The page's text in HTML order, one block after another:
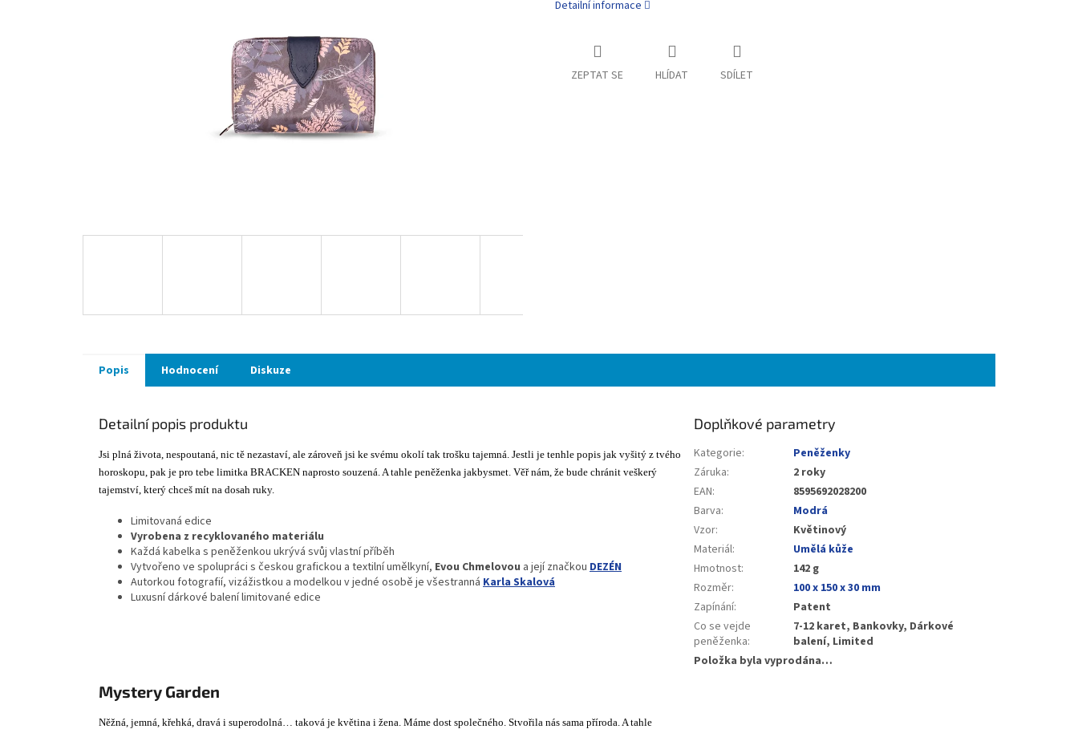
Detailní informace
ZEPTAT SE HLÍDAT SDÍLET
Popis Hodnocení Diskuze
Detailní popis produktu
Jsi plná života, nespoutaná, nic tě nezastaví, ale zároveň jsi ke svému okolí tak trošku tajemná. Jestli je tenhle popis jak vyšitý z tvého
horoskopu, pak je pro tebe limitka BRACKEN naprosto souzená. A tahle peněženka jakbysmet. Věř nám, že bude chránit veškerý
tajemství, který chceš mít na dosah ruky.
Limitovaná edice
Vyrobena z recyklovaného materiálu
Každá kabelka s peněženkou ukrývá svůj vlastní příběh
Vytvořeno ve spolupráci s českou grafickou a textilní umělkyní, Evou Chmelovou a její značkou DEZÉN
Autorkou fotografií, vizážistkou a modelkou v jedné osobě je všestranná Karla Skalová
Luxusní dárkové balení limitované edice
Mystery Garden
Něžná, jemná, křehká, dravá i superodolná… taková je květina i žena. Máme dost společného. Stvořila nás sama příroda. A tahle
Doplňkové parametry
Kategorie:
Peněženky
Záruka:
2 roky
EAN:
8595692028200
Barva:
Modrá
Vzor:
Květinový
Materiál:
Umělá kůže
Hmotnost:
142 g
Rozměr:
100 x 150 x 30 mm
Zapínání:
Patent
Co se vejde
peněženka:
7-12 karet, Bankovky, Dárkové
balení, Limited
Položka byla vyprodána…